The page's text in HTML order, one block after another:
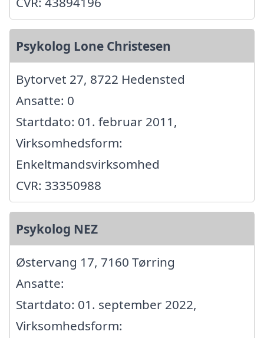
Psykolog Lone Christesen
Bytorvet 27, 8722 Hedensted
Ansatte: 0
Startdato: 01. februar 2011,
Virksomhedsform:
Enkeltmandsvirksomhed
CVR: 33350988
Psykolog NEZ
Østervang 17, 7160 Tørring
Ansatte:
Startdato: 01. september 2022,
Virksomhedsform: